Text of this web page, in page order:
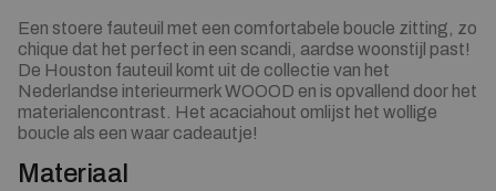
Een stoere fauteuil met een comfortabele boucle zitting, zo
chique dat het perfect in een scandi, aardse woonstijl past!
De Houston fauteuil komt uit de collectie van het
Nederlandse interieurmerk WOOOD en is opvallend door het
materialencontrast. Het acaciahout omlijst het wollige
boucle als een waar cadeautje!
Materiaal